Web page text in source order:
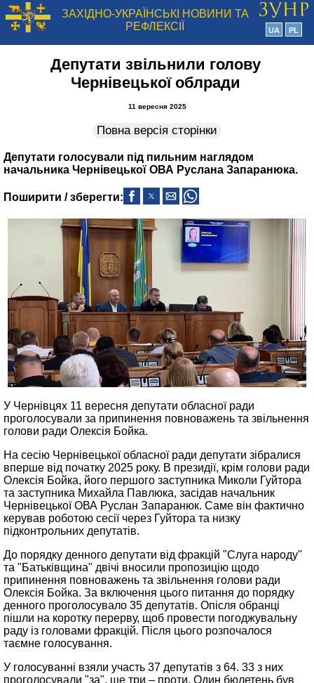
ЗАХІДНО-УКРАЇНСЬКІ НОВИНИ ТА
РЕФЛЕКСІЇ
UA PL
Депутати звільнили голову
Чернівецької облради
11 вересня 2025
Повна версія сторінки
Депутати голосували під пильним наглядом
начальника Чернівецької ОВА Руслана Запаранюка.
Поширити / зберегти:
У Чернівцях 11 вересня депутати обласної ради
проголосували за припинення повноважень та звільнення
голови ради Олексія Бойка.
На сесію Чернівецької обласної ради депутати зібралися
вперше від початку 2025 року. В президії, крім голови ради
Олексія Бойка, його першого заступника Миколи Гуйтора
та заступника Михайла Павлюка, засідав начальник
Чернівецької ОВА Руслан Запаранюк. Саме він фактично
керував роботою сесії через Гуйтора та низку
підконтрольних депутатів.
До порядку денного депутати від фракцій "Слуга народу"
та "Батьківщина" двічі вносили пропозицію щодо
припинення повноважень та звільнення голови ради
Олексія Бойка. За включення цього питання до порядку
денного проголосувало 35 депутатів. Опісля обранці
пішли на коротку перерву, щоб провести погоджувальну
раду із головами фракцій. Після цього розпочалося
таємне голосування.
У голосуванні взяли участь 37 депутатів з 64. 33 з них
проголосували "за", ще три – проти. Один бюлетень був